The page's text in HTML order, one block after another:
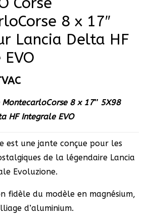
8 x 17″
Lancia Delta HF
MontecarloCorse 8 x 17″ 5X98
HF Integrale EVO
est une jante conçue pour les
de la légendaire Lancia
Evoluzione.
fidèle du modèle en magnésium,
d’aluminium.